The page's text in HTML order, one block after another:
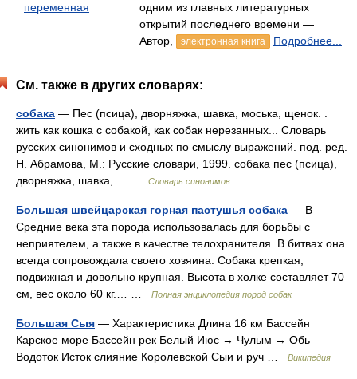
переменная
одним из главных литературных
открытий последнего времени —
Автор,
электронная книга Подробнее...
См. также в других словарях:
собака — Пес (псица), дворняжка, шавка, моська, щенок. .
жить как кошка с собакой, как собак нерезанных... Словарь
русских синонимов и сходных по смыслу выражений. под. ред.
Н. Абрамова, М.: Русские словари, 1999. собака пес (псица),
дворняжка, шавка,… …
Словарь синонимов
Большая швейцарская горная пастушья собака — В
Средние века эта порода использовалась для борьбы с
неприятелем, а также в качестве телохранителя. В битвах она
всегда сопровождала своего хозяина. Собака крепкая,
подвижная и довольно крупная. Высота в холке составляет 70
см, вес около 60 кг.… …
Полная энциклопедия пород собак
Большая Сыя — Характеристика Длина 16 км Бассейн
Карское море Бассейн рек Белый Июс → Чулым → Обь
Водоток Исток слияние Королевской Сыи и руч …
Википедия